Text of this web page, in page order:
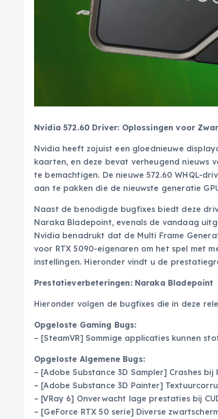
Nvidia 572.60 Driver: Oplossingen voor
Nvidia heeft zojuist een gloednieuwe
kaarten, en deze bevat verheugend nieuws
te bemachtigen. De nieuwe 572.60 WHQL-
aan te pakken die de nieuwste generatie
Naast de benodigde bugfixes biedt deze
Naraka Bladepoint, evenals de vandaag
Nvidia benadrukt dat de Multi Frame
voor RTX 5090-eigenaren om het spel met
instellingen. Hieronder vindt u de
Prestatieverbeteringen: Naraka Bladepoint
Hieronder volgen de bugfixes die in deze
Opgeloste Gaming Bugs:
– [SteamVR] Sommige applicaties kunnen
Opgeloste Algemene Bugs:
– [Adobe Substance 3D Sampler] Crashes
– [Adobe Substance 3D Painter]
– [VRay 6] Onverwacht lage prestaties bij
– [GeForce RTX 50 serie] Diverse